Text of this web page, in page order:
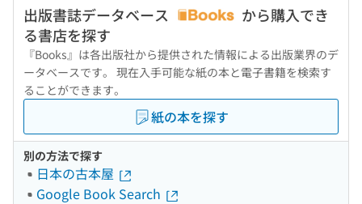
出版書誌データベース
から購入でき
る書店を探す
『Books』は各出版社から提供された情報による出版業界のデ
ータベースです。 現在入手可能な紙の本と電子書籍を検索す
ることができます。
紙の本を探す
別の方法で探す
日本の古本屋
Google Book Search